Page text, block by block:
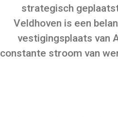
strategisch
Veldhoven is een
vestigingsplaats van
constante stroom van